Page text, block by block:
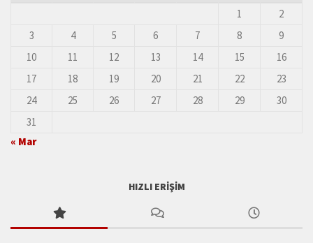
1
2
3
4 5 6 7 8
9
10
11 12 13 14 15
16
17
18 19 20 21 22
23
24
25 26 27 28 29
30
31
« Mar
HIZLI ERIŞIM